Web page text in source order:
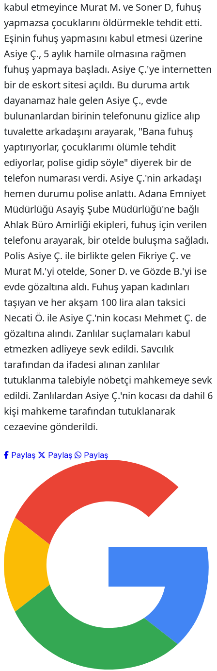
kabul etmeyince Murat M. ve Soner D, fuhuş
yapmazsa çocuklarını öldürmekle tehdit etti.
Eşinin fuhuş yapmasını kabul etmesi üzerine
Asiye Ç., 5 aylık hamile olmasına rağmen
fuhuş yapmaya başladı. Asiye Ç.'ye internetten
bir de eskort sitesi açıldı. Bu duruma artık
dayanamaz hale gelen Asiye Ç., evde
bulunanlardan birinin telefonunu gizlice alıp
tuvalette arkadaşını arayarak, "Bana fuhuş
yaptırıyorlar, çocuklarımı ölümle tehdit
ediyorlar, polise gidip söyle" diyerek bir de
telefon numarası verdi. Asiye Ç.'nin arkadaşı
hemen durumu polise anlattı. Adana Emniyet
Müdürlüğü Asayiş Şube Müdürlüğü'ne bağlı
Ahlak Büro Amirliği ekipleri, fuhuş için verilen
telefonu arayarak, bir otelde buluşma sağladı.
Polis Asiye Ç. ile birlikte gelen Fikriye Ç. ve
Murat M.'yi otelde, Soner D. ve Gözde B.'yi ise
evde gözaltına aldı. Fuhuş yapan kadınları
taşıyan ve her akşam 100 lira alan taksici
Necati Ö. ile Asiye Ç.'nin kocası Mehmet Ç. de
gözaltına alındı. Zanlılar suçlamaları kabul
etmezken adliyeye sevk edildi. Savcılık
tarafından da ifadesi alınan zanlılar
tutuklanma talebiyle nöbetçi mahkemeye sevk
edildi. Zanlılardan Asiye Ç.'nin kocası da dahil 6
kişi mahkeme tarafından tutuklanarak
cezaevine gönderildi.
Paylaş Paylaş Paylaş